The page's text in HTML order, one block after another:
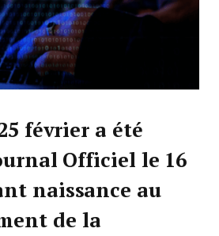
février a été
Officiel le 16
naissance au
de la